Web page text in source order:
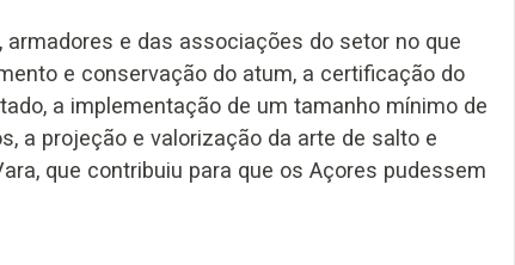
e das associações do setor no que
e conservação do atum, a certificação do
a implementação de um tamanho mínimo de
a projeção e valorização da arte de salto e
que contribuiu para que os Açores pudessem